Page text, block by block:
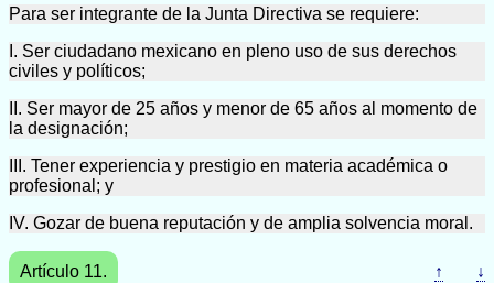
Para ser integrante de la Junta Directiva se requiere:
I. Ser ciudadano mexicano en pleno uso de sus derechos
civiles y políticos;
II. Ser mayor de 25 años y menor de 65 años al momento de
la designación;
III. Tener experiencia y prestigio en materia académica o
profesional; y
IV. Gozar de buena reputación y de amplia solvencia moral.
Artículo 11. ↑ ↓